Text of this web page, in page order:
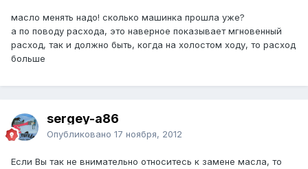
масло менять надо! сколько машинка прошла уже?
а по поводу расхода, это наверное показывает мгновенный
расход, так и должно быть, когда на холостом ходу, то расход
больше
sergey-a86
Опубликовано 17 ноября, 2012
Если Вы так не внимательно относитесь к замене масла, то